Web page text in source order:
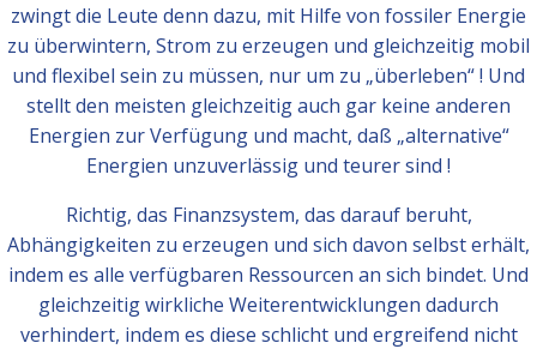
zwingt die Leute denn dazu, mit Hilfe von fossiler Energie
zu überwintern, Strom zu erzeugen und gleichzeitig mobil
und flexibel sein zu müssen, nur um zu „überleben“ ! Und
stellt den meisten gleichzeitig auch gar keine anderen
Energien zur Verfügung und macht, daß „alternative“
Energien unzuverlässig und teurer sind !
Richtig, das Finanzsystem, das darauf beruht,
Abhängigkeiten zu erzeugen und sich davon selbst erhält,
indem es alle verfügbaren Ressourcen an sich bindet. Und
gleichzeitig wirkliche Weiterentwicklungen dadurch
verhindert, indem es diese schlicht und ergreifend nicht